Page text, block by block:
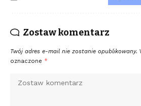
Zostaw komentarz
Twój adres e-mail nie zostanie opublikowany.
oznaczone *